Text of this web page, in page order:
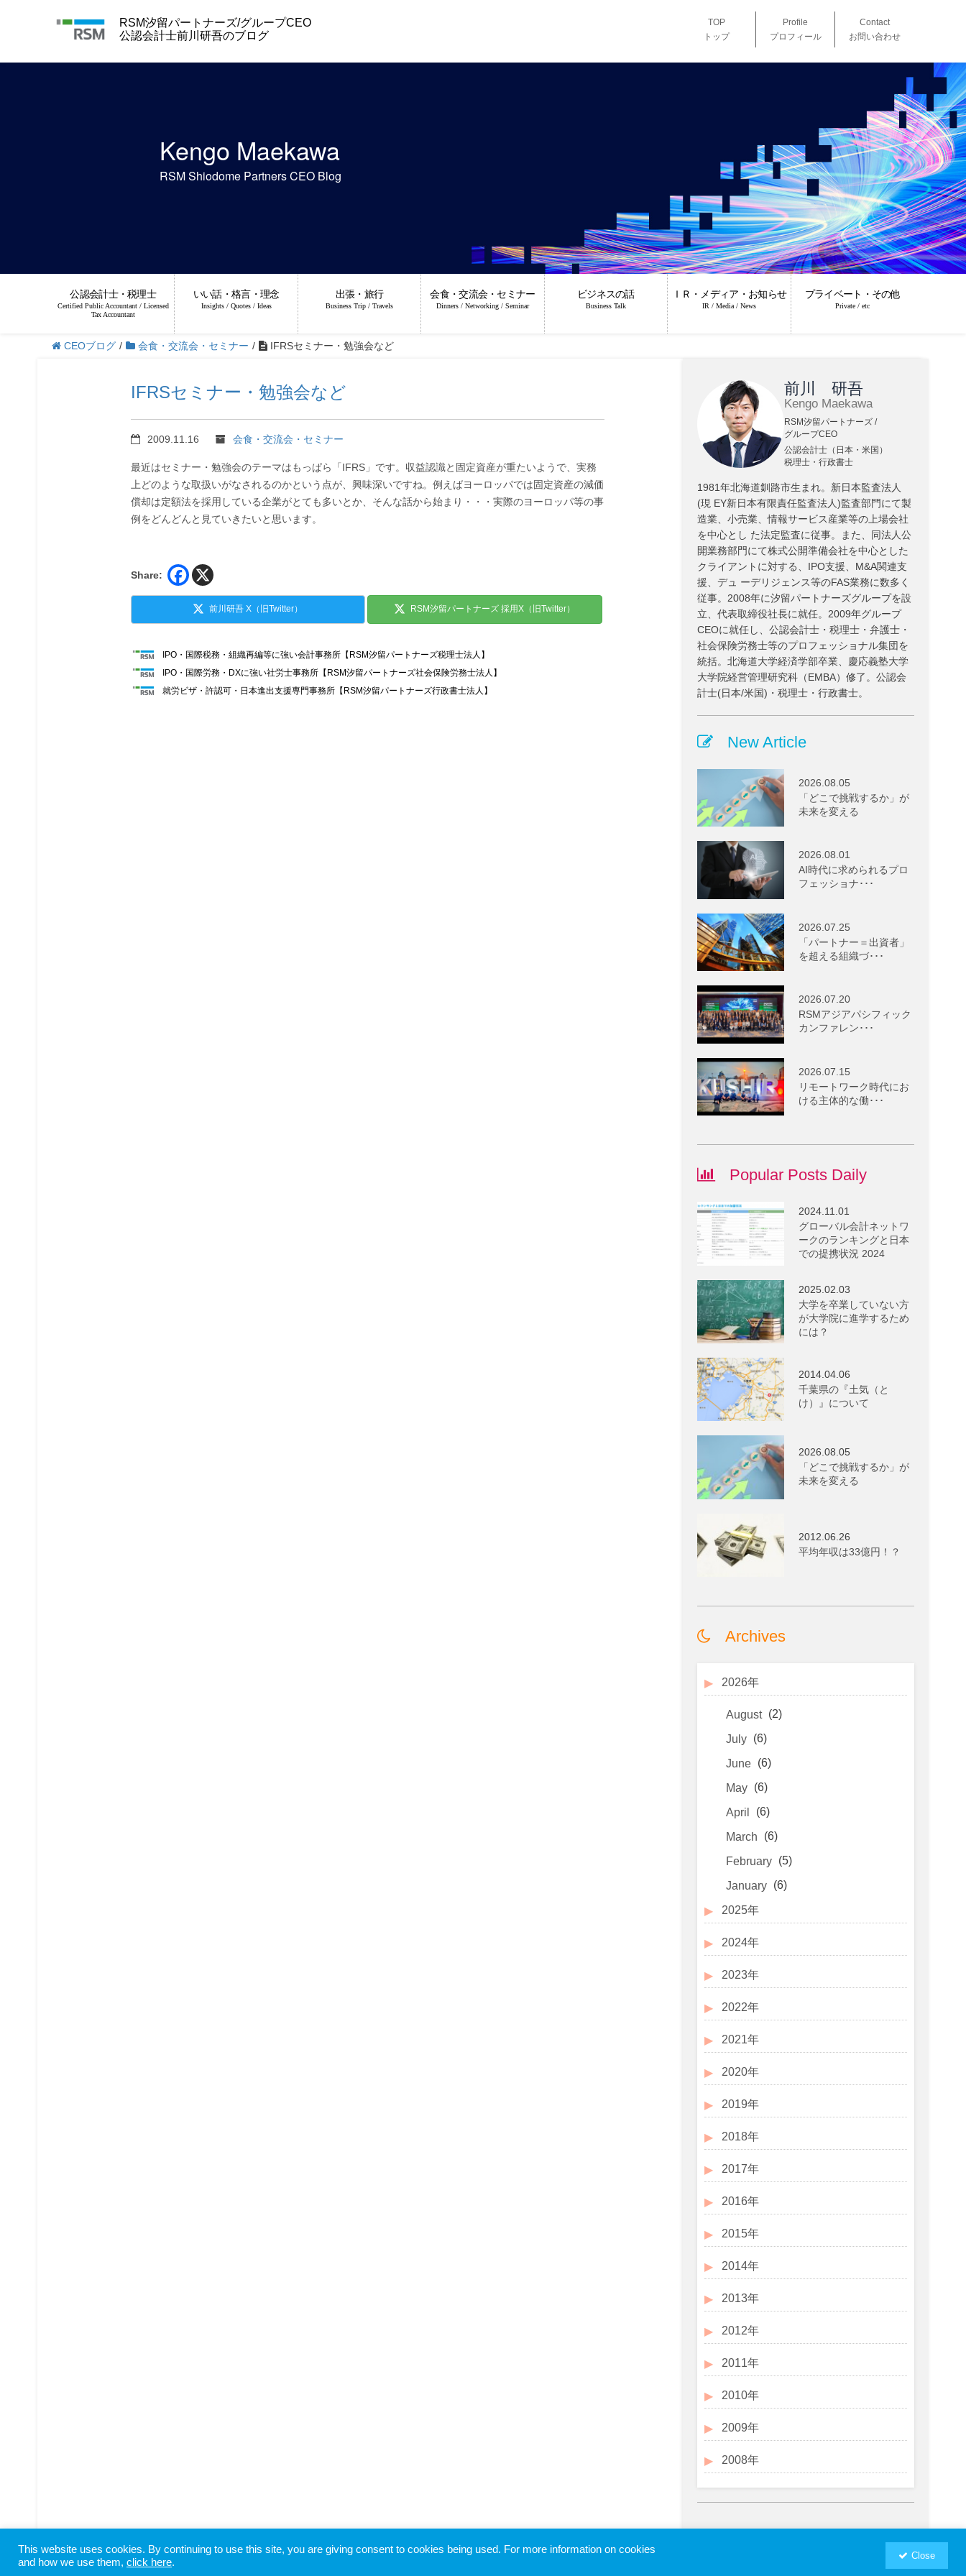
RSM汐留パートナーズ/グループCEO
公認会計士前川研吾のブログ
TOP
トップ
Profile
プロフィール
Contact
お問い合わせ
Kengo Maekawa
RSM Shiodome Partners CEO Blog
公認会計士・税理士
Certified Public Accountant / Licensed
Tax Accountant
いい話・格言・理念
Insights / Quotes / Ideas
出張・旅行
Business Trip / Travels
会食・交流会・セミナー
Dinners / Networking / Seminar
ビジネスの話
Business Talk
ＩＲ・メディア・お知らせ
IR / Media / News
プライベート・その他
Private / etc
CEOブログ / 会食・交流会・セミナー / IFRSセミナー・勉強会など
IFRSセミナー・勉強会など
2009.11.16 会食・交流会・セミナー
最近はセミナー・勉強会のテーマはもっぱら「IFRS」です。収益認識と固定資産が重たいようで、実務
上どのような取扱いがなされるのかという点が、興味深いですね。例えばヨーロッパでは固定資産の減価
償却は定額法を採用している企業がとても多いとか、そんな話から始まり・・・実際のヨーロッパ等の事
例をどんどんと見ていきたいと思います。
Share:
前川研吾 X（旧Twitter） RSM汐留パートナーズ 採用X（旧Twitter）
IPO・国際税務・組織再編等に強い会計事務所【RSM汐留パートナーズ税理士法人】
IPO・国際労務・DXに強い社労士事務所【RSM汐留パートナーズ社会保険労務士法人】
就労ビザ・許認可・日本進出支援専門事務所【RSM汐留パートナーズ行政書士法人】
前川 研吾
Kengo Maekawa
RSM汐留パートナーズ /
グループCEO
公認会計士（日本・米国）
税理士・行政書士
1981年北海道釧路市生まれ。新日本監査法人
(現 EY新日本有限責任監査法人)監査部門にて製
造業、小売業、情報サービス産業等の上場会社
を中心とし た法定監査に従事。また、同法人公
開業務部門にて株式公開準備会社を中心とした
クライアントに対する、IPO支援、M&A関連支
援、デュ ーデリジェンス等のFAS業務に数多く
従事。2008年に汐留パートナーズグループを設
立、代表取締役社長に就任。2009年グループ
CEOに就任し、公認会計士・税理士・弁護士・
社会保険労務士等のプロフェッショナル集団を
統括。北海道大学経済学部卒業、慶応義塾大学
大学院経営管理研究科（EMBA）修了。公認会
計士(日本/米国)・税理士・行政書士。
New Article
2026.08.05
「どこで挑戦するか」が
未来を変える
2026.08.01
AI時代に求められるプロ
フェッショナ･･･
2026.07.25
「パートナー＝出資者」
を超える組織づ･･･
2026.07.20
RSMアジアパシフィック
カンファレン･･･
2026.07.15
リモートワーク時代にお
ける主体的な働･･･
Popular Posts Daily
2024.11.01
グローバル会計ネットワ
ークのランキングと日本
での提携状況 2024
2025.02.03
大学を卒業していない方
が大学院に進学するため
には？
2014.04.06
千葉県の『土気（と
け）』について
2026.08.05
「どこで挑戦するか」が
未来を変える
2012.06.26
平均年収は33億円！？
Archives
2026年
August (2)
July (6)
June (6)
May (6)
April (6)
March (6)
February (5)
January (6)
2025年
2024年
2023年
2022年
2021年
2020年
2019年
2018年
2017年
2016年
2015年
2014年
2013年
2012年
2011年
2010年
2009年
2008年
Copyright © SHIODOME PARTNERS All Rights Reserved RSM汐留パートナーズWebSite
This website uses cookies. By continuing to use this site, you are giving consent to cookies being used. For more information on cookies
and how we use them, click here.
Close